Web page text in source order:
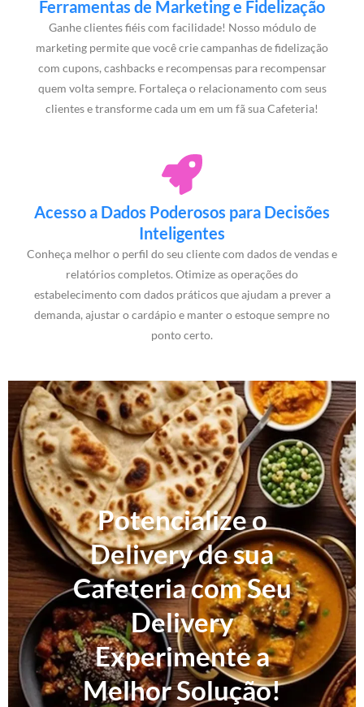
Ferramentas de Marketing e Fidelização
Ganhe clientes fiéis com facilidade! Nosso módulo de
marketing permite que você crie campanhas de fidelização
com cupons, cashbacks e recompensas para recompensar
quem volta sempre. Fortaleça o relacionamento com seus
clientes e transforme cada um em um fã sua Cafeteria!
Acesso a Dados Poderosos para Decisões
Inteligentes
Conheça melhor o perfil do seu cliente com dados de vendas e
relatórios completos. Otimize as operações do
estabelecimento com dados práticos que ajudam a prever a
demanda, ajustar o cardápio e manter o estoque sempre no
ponto certo.
Potencialize o
Delivery de sua
Cafeteria com Seu
Delivery
Experimente a
Melhor Solução!